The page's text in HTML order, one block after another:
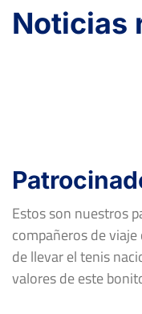
Noticias
Estos son nuestros
compañeros de
de llevar el tenis
valores de este